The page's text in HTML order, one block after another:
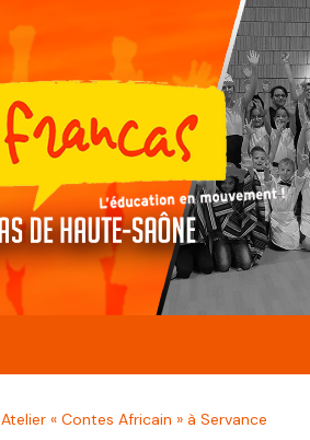
Atelier « Contes Africain » à Servance